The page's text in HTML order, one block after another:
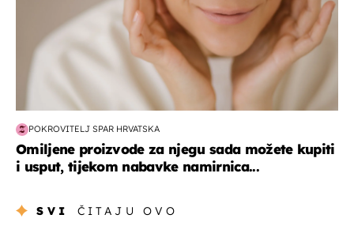
POKROVITELJ SPAR HRVATSKA
Omiljene proizvode za njegu sada možete kupiti
i usput, tijekom nabavke namirnica...
SVI ČITAJU OVO